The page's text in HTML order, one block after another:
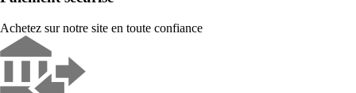
Achetez sur notre site en toute confiance